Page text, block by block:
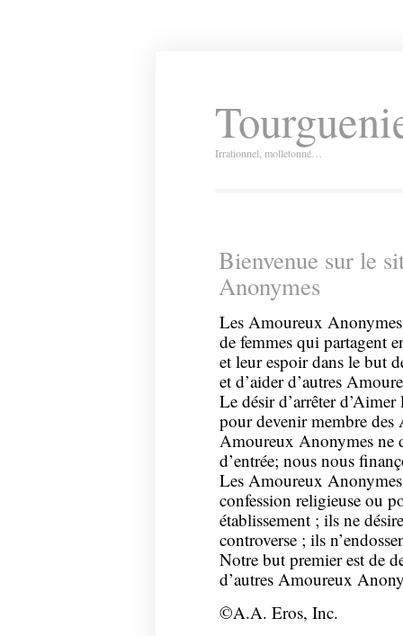
Irrationnel, molletonné…
Bienvenue sur le
Anonymes
Les Amoureux
de femmes qui partagent
et leur espoir dans le but
et d’aider d’autres
Le désir d’arrêter
pour devenir membre
Amoureux Anonymes ne
d’entrée; nous nous
Les Amoureux Anonymes
confession religieuse ou
établissement ; ils ne
controverse ; ils
Notre but premier est de
d’autres Amoureux
©A.A. Eros, Inc.